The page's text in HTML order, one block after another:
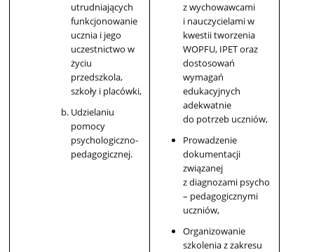
utrudniających
funkcjonowanie
ucznia i jego
uczestnictwo w
życiu
przedszkola,
szkoły i placówki,
Udzielaniu
pomocy
psychologiczno-
pedagogicznej.
z wychowawcami
i nauczycielami w
kwestii tworzenia
WOPFU, IPET oraz
dostosowań
wymagań
edukacyjnych
adekwatnie
do potrzeb uczniów,
Prowadzenie
dokumentacji
związanej
z diagnozami psycho
– pedagogicznymi
uczniów,
Organizowanie
szkolenia z zakresu